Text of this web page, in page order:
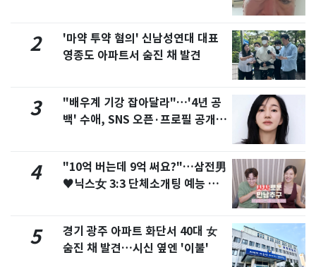
2
'마약 투약 혐의' 신남성연대 대표
영종도 아파트서 숨진 채 발견
3
"배우계 기강 잡아달라"…'4년 공
백' 수애, SNS 오픈·프로필 공개
4
"10억 버는데 9억 써요?"…삼전男
♥닉스女 3:3 단체소개팅 예능 화
5
경기 광주 아파트 화단서 40대 女
숨진 채 발견…시신 옆엔 '이불'